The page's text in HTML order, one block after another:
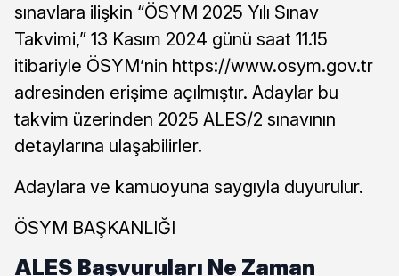
sınavlara ilişkin “ÖSYM 2025 Yılı Sınav
Takvimi,” 13 Kasım 2024 günü saat 11.15
itibariyle ÖSYM’nin https://www.osym.gov.tr
adresinden erişime açılmıştır. Adaylar bu
takvim üzerinden 2025 ALES/2 sınavının
detaylarına ulaşabilirler.
Adaylara ve kamuoyuna saygıyla duyurulur.
ÖSYM BAŞKANLIĞI
ALES Başvuruları Ne Zaman